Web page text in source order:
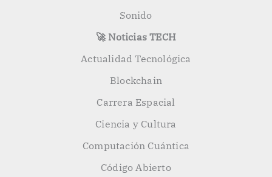
Sonido
🚀 Noticias TECH
Actualidad Tecnológica
Blockchain
Carrera Espacial
Ciencia y Cultura
Computación Cuántica
Código Abierto